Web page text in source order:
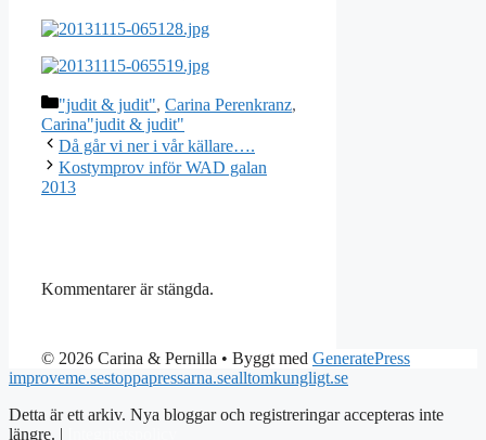
Kategorier
"judit & judit", Carina Perenkranz,
Carina"judit & judit"
Då går vi ner i vår källare….
Kostymprov inför WAD galan
2013
Kommentarer är stängda.
© 2026 Carina & Pernilla • Byggt med GeneratePress
improveme.sestoppapressarna.sealltomkungligt.se
Detta är ett arkiv. Nya bloggar och registreringar accepteras inte
längre. |